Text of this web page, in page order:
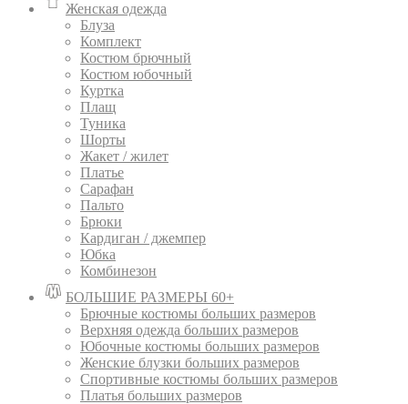
Женская одежда
Блуза
Комплект
Костюм брючный
Костюм юбочный
Куртка
Плащ
Туника
Шорты
Жакет / жилет
Платье
Сарафан
Пальто
Брюки
Кардиган / джемпер
Юбка
Комбинезон
БОЛЬШИЕ РАЗМЕРЫ 60+
Брючные костюмы больших размеров
Верхняя одежда больших размеров
Юбочные костюмы больших размеров
Женские блузки больших размеров
Спортивные костюмы больших размеров
Платья больших размеров